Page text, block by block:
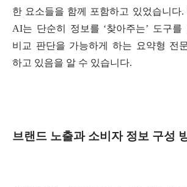
한 요소들을 함께 포함하고 있었습니다.
AI는 단순히 정보를 ‘찾아주는’ 도구를
비교 판단을 가능하게 하는 요약형 전
하고 있음을 알 수 있습니다.
브랜드 노출과 소비자 정보 구성